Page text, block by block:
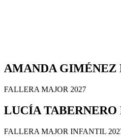
AMANDA GIMÉNEZ
FALLERA MAJOR 2027
LUCÍA TABERNERO
FALLERA MAJOR INFANTIL